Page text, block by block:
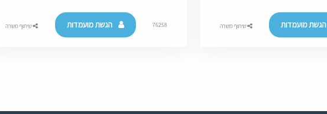
הגשת מועמדות שיתוף משרה 76258 הגשת מועמדות שיתוף משרה